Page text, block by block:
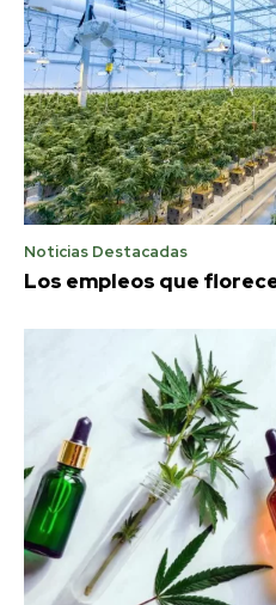
Noticias Destacadas
Los empleos que